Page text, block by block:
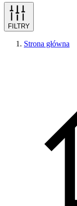
FILTRY
Strona główna